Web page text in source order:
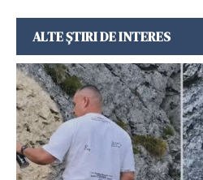
ALTE ȘTIRI DE INTERES